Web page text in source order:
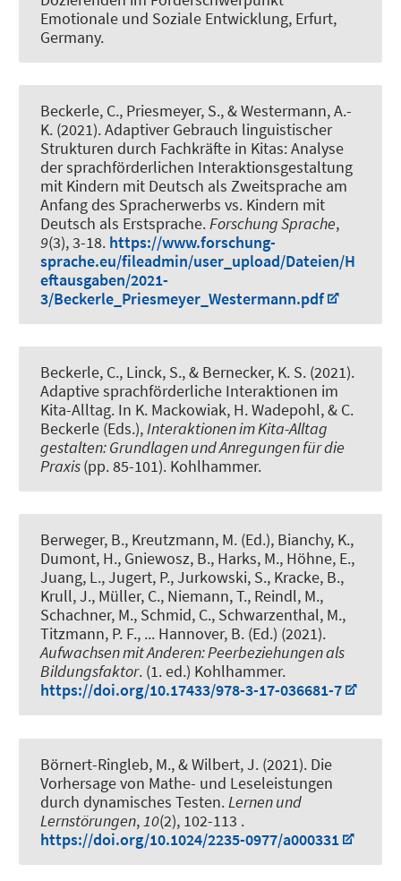
Emotionale und Soziale Entwicklung, Erfurt,
Germany.
Beckerle, C., Priesmeyer, S., & Westermann, A.-
K. (2021).Adaptiver Gebrauch linguistischer
Strukturen durch Fachkräfte in Kitas: Analyse
der sprachförderlichen Interaktionsgestaltung
mit Kindern mit Deutsch als Zweitsprache am
Anfang des Spracherwerbs vs. Kindern mit
Deutsch als Erstsprache.Forschung Sprache,
9(3), 3-18. https://www.forschung-
sprache.eu/fileadmin/user_upload/Dateien/H
eftausgaben/2021-
3/Beckerle_Priesmeyer_Westermann.pdf
Beckerle, C., Linck, S., & Bernecker, K. S. (2021).
Adaptive sprachförderliche Interaktionen im
Kita-Alltag. In K. Mackowiak, H. Wadepohl, & C.
Beckerle (Eds.),Interaktionen im Kita-Alltag
gestalten: Grundlagen und Anregungen für die
Praxis(pp. 85-101). Kohlhammer.
Berweger, B., Kreutzmann, M. (Ed.), Bianchy, K.,
Dumont, H., Gniewosz, B., Harks, M., Höhne, E.,
Juang, L., Jugert, P., Jurkowski, S., Kracke, B.,
Krull, J., Müller, C., Niemann, T., Reindl, M.,
Schachner, M., Schmid, C., Schwarzenthal, M.,
Titzmann, P. F., ... Hannover, B. (Ed.) (2021).
Aufwachsen mit Anderen: Peerbeziehungen als
Bildungsfaktor. (1. ed.) Kohlhammer.
https://doi.org/10.17433/978-3-17-036681-7
Börnert-Ringleb, M., & Wilbert, J. (2021). Die
Vorhersage von Mathe- und Leseleistungen
durch dynamisches Testen. Lernen und
Lernstörungen, 10(2), 102-113 .
https://doi.org/10.1024/2235-0977/a000331